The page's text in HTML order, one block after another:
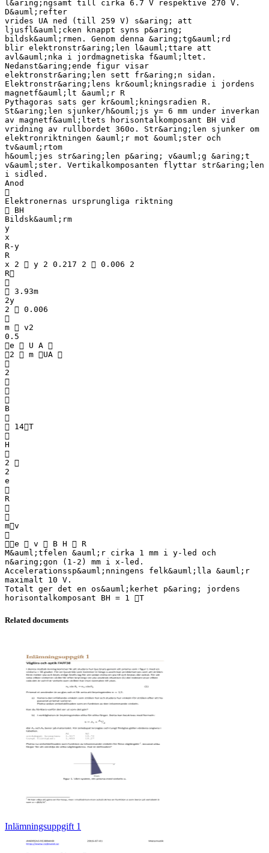
l&aring;ngsamt till cirka 6.7 V respektive 270 V.
D&auml;refter
vrides UA ned (till 259 V) s&aring; att
ljusfl&auml;cken knappt syns p&aring;
bildsk&auml;rmen. Genom denna &aring;tg&auml;rd
blir elektronstr&aring;len l&auml;ttare att
avl&auml;nka i jordmagnetiska f&auml;ltet.
Nedanst&aring;ende figur visar
elektronstr&aring;len sett fr&aring;n sidan.
Elektronstr&aring;lens kr&ouml;kningsradie i jordens
magnetf&auml;lt &auml;r R
Pythagoras sats ger kr&ouml;kningsradien R.
St&aring;len sjunker/h&ouml;js y= 6 mm under inverkan
av magnetf&auml;ltets horisontalkomposant BH vid
vridning av rullbordet 360o. Str&aring;len sjunker om
elektronriktningen &auml;r mot &ouml;ster och
tv&auml;rtom
h&ouml;jes str&aring;len p&aring; v&auml;g &aring;t
v&auml;ster. Vertikalkomposanten flyttar str&aring;len
i sidled.
Anod

Elektronernas ursprungliga riktning
 BH
Bildsk&auml;rm
y
x
R-y
R
x 2  y 2 0.217 2  0.006 2
R

 3.93m
2y
2  0.006

m  v2
0.5
e  U A 
2  m UA 

2



B

 14T

H

2 
2
e

R


mv

e  v  B H  R
M&auml;tfelen &auml;r cirka 1 mm i y-led och
n&aring;gon (1-2) mm i x-led.
Accelerationssp&auml;nningens felk&auml;lla &auml;r
maximalt 10 V.
Totalt ger det en os&auml;kerhet p&aring; jordens
Related documents
Inlämningsuppgift 1